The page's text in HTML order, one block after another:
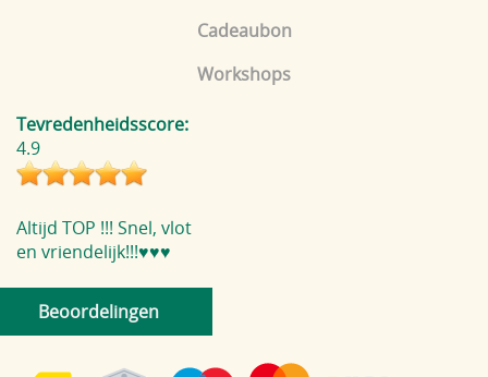
Cadeaubon
Workshops
Tevredenheidsscore:
4.9
Altijd TOP !!! Snel, vlot
en vriendelijk!!!♥️♥️♥️
Beoordelingen